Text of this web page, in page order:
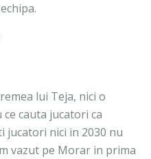
lui Teja, nici o
cauta jucatori ca
jucatori nici in 2030 nu
vazut pe Morar in prima